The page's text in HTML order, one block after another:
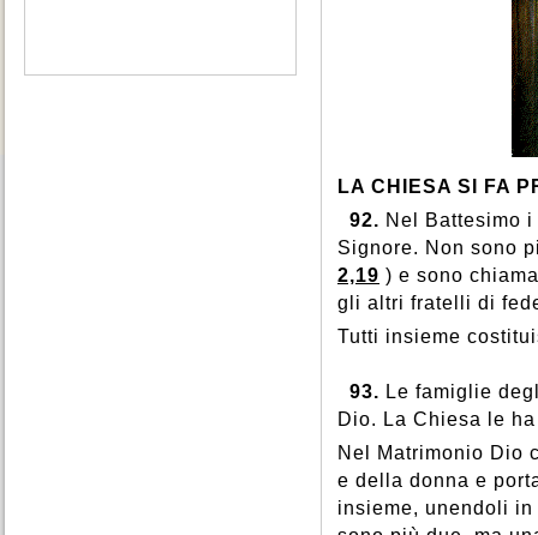
LA CHIESA SI FA
92. Nel Battesimo
Signore. Non sono
2,19 ) e sono
gli altri fratelli di
Tutti insieme
93. Le famiglie
Dio. La Chiesa le
Nel Matrimonio Dio
e della donna e
insieme, unendoli